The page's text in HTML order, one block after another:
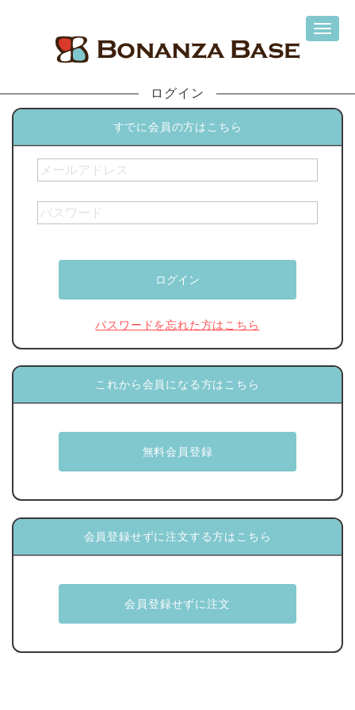
ログイン
すでに会員の方はこちら
パスワードを忘れた方はこちら
これから会員になる方はこちら
会員登録せずに注文する方はこちら